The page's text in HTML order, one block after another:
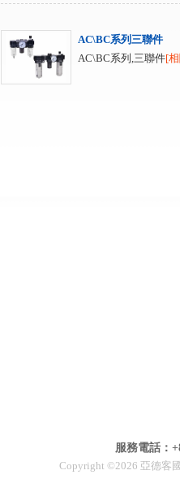
AC\BC系列三聯件
AC\BC系列,三聯件[
服務電話：
Copyright ©2026 亞德客